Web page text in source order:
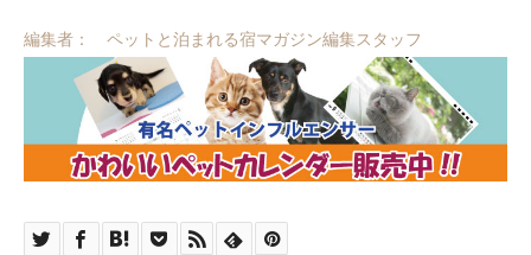
編集者： ペットと泊まれる宿マガジン編集スタッフ